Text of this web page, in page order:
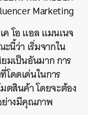
Marketing
โอ แอล แมนเนจ
นี้ว่า เริ่มจากใน
มเป็นอันมาก การ
ดดเด่นในการ
ตสินค้า โดยจะต้อง
ย่างมีคุณภาพ